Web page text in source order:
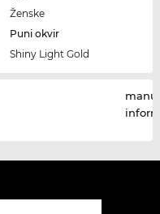
Ženske
Puni okvir
Shiny Light Gold